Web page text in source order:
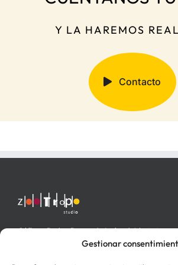
Gestionar
Y LA HAREMOS
Contacto
C/ Fray Pedro Ponce de León nº 4 bajo izq.